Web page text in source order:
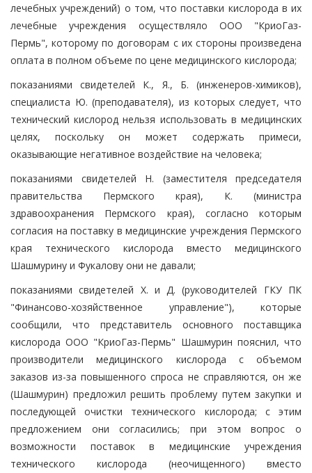
лечебных учреждений) о том, что поставки кислорода в их
лечебные учреждения осуществляло ООО "КриоГаз-
Пермь", которому по договорам с их стороны произведена
оплата в полном объеме по цене медицинского кислорода;
показаниями свидетелей К., Я., Б. (инженеров-химиков),
специалиста Ю. (преподавателя), из которых следует, что
технический кислород нельзя использовать в медицинских
целях, поскольку он может содержать примеси,
оказывающие негативное воздействие на человека;
показаниями свидетелей Н. (заместителя председателя
правительства Пермского края), К. (министра
здравоохранения Пермского края), согласно которым
согласия на поставку в медицинские учреждения Пермского
края технического кислорода вместо медицинского
Шашмурину и Фукалову они не давали;
показаниями свидетелей Х. и Д. (руководителей ГКУ ПК
"Финансово-хозяйственное управление"), которые
сообщили, что представитель основного поставщика
кислорода ООО "КриоГаз-Пермь" Шашмурин пояснил, что
производители медицинского кислорода с объемом
заказов из-за повышенного спроса не справляются, он же
(Шашмурин) предложил решить проблему путем закупки и
последующей очистки технического кислорода; с этим
предложением они согласились; при этом вопрос о
возможности поставок в медицинские учреждения
технического кислорода (неочищенного) вместо